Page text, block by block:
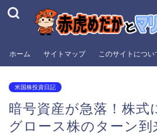
ホーム サイトマップ このサイトについ
米国株投資日記
暗号資産が急落！株式
グロース株のターン到